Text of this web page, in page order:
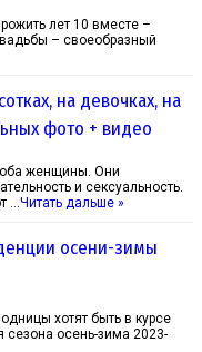
лет 10 вместе –
– своеобразный
на девочках, на
фото + видео
женщины. Они
и сексуальность.
…Читать дальше »
осени-зимы
хотят быть в курсе
осень-зима 2023-